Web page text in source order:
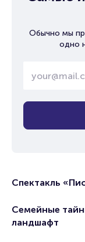
Обычно мы
одно
Спектакль
Семейные
ландшафт